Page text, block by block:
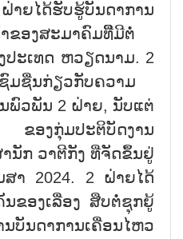
ໄດ້ຮັບຮູ້ບັນດາການ
ຂອງສະມາຄົມທີີິ່ມີຕໍ່
ປະເທດ ຫວຽດນາມ. 2
ມຊື່ນກ່ຽວກັບຄວາມ
ພົວພັນ 2 ຝ່າຍ, ນັບແຕ່
ອງກຸ່ມປະຕິບັດງານ
ນັກ ວາຕີກັງ ທີ່ຈັດຂຶ້ນຢູ່
ສາ 2024. 2 ຝ່າຍໄດ້
ນຂອງເລື່ອງ ສືບຕໍ່ຊຸກຍູ້
ບັນດາການເຄື່ອນໄຫວ